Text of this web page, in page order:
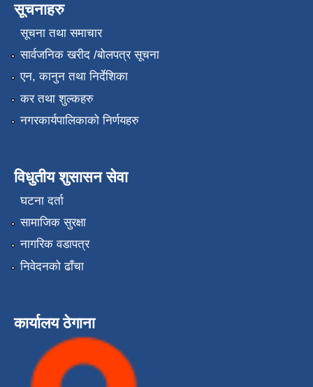
सूचनाहरु
सूचना तथा समाचार
सार्वजनिक खरीद /बोलपत्र सूचना
एन, कानुन तथा निर्देशिका
कर तथा शुल्कहरु
नगरकार्यपालिकाको निर्णयहरु
विधुतीय शुसासन सेवा
घटना दर्ता
सामाजिक सुरक्षा
नागरिक वडापत्र
निवेदनको ढाँचा
कार्यालय ठेगाना